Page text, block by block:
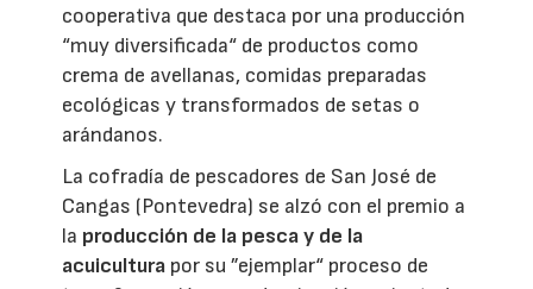
cooperativa que destaca por una producción
“muy diversificada“ de productos como
crema de avellanas, comidas preparadas
ecológicas y transformados de setas o
arándanos.
La cofradía de pescadores de San José de
Cangas (Pontevedra) se alzó con el premio a
la producción de la pesca y de la
acuicultura por su ”ejemplar“ proceso de